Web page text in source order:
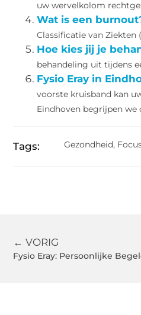
uw wervelkolom
Wat is een
Classificatie van Ziekten
Hoe kies jij je
behandeling uit tijdens
Fysio Eray in
voorste kruisband kan
Eindhoven begrijpen we
Tags: Gezondheid,
← VORIG
Fysio Eray: Persoonlijke